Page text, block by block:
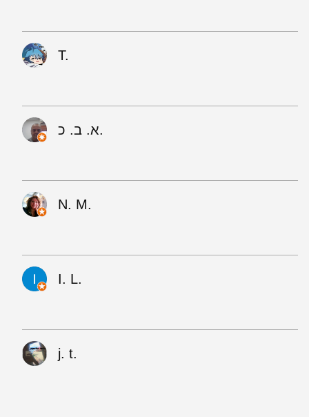
T.
א. ב. כ.
N. M.
I. L.
j. t.